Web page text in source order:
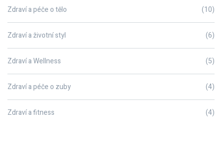
Zdraví a péče o tělo (10)
Zdraví a životní styl (6)
Zdraví a Wellness (5)
Zdraví a péče o zuby (4)
Zdraví a fitness (4)